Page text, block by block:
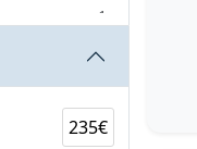
1
1
235€